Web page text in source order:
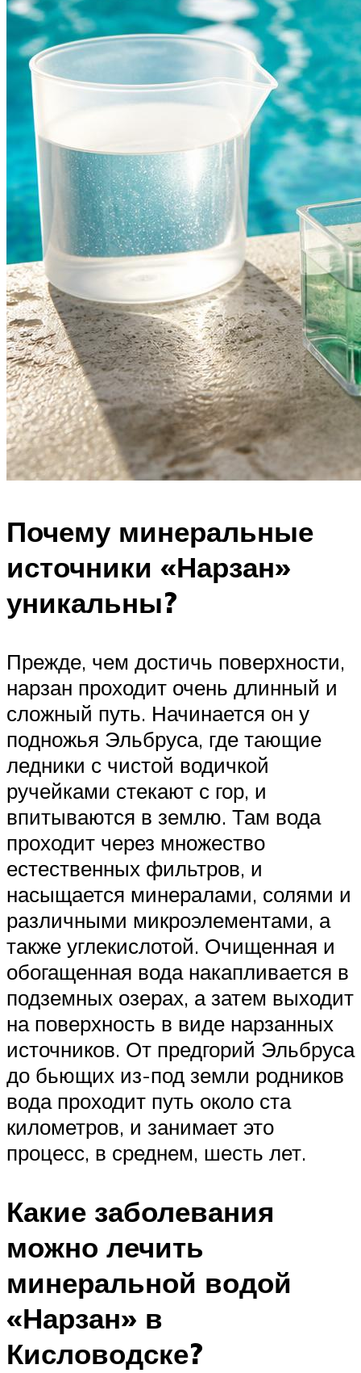
Почему минеральные
источники «Нарзан»
уникальны?
Прежде, чем достичь поверхности,
нарзан проходит очень длинный и
сложный путь. Начинается он у
подножья Эльбруса, где тающие
ледники с чистой водичкой
ручейками стекают с гор, и
впитываются в землю. Там вода
проходит через множество
естественных фильтров, и
насыщается минералами, солями и
различными микроэлементами, а
также углекислотой. Очищенная и
обогащенная вода накапливается в
подземных озерах, а затем выходит
на поверхность в виде нарзанных
источников. От предгорий Эльбруса
до бьющих из-под земли родников
вода проходит путь около ста
километров, и занимает это
процесс, в среднем, шесть лет.
Какие заболевания
можно лечить
минеральной водой
«Нарзан» в
Кисловодске?